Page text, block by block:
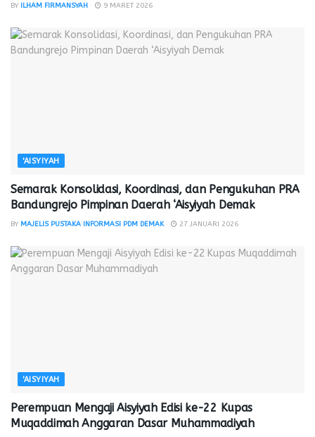
BY ILHAM FIRMANSYAH 9 MARET 2026
'AISYIYAH
Semarak Konsolidasi, Koordinasi, dan Pengukuhan PRA
Bandungrejo Pimpinan Daerah ‘Aisyiyah Demak
BY MAJELIS PUSTAKA INFORMASI PDM DEMAK 27 JANUARI 2026
'AISYIYAH
Perempuan Mengaji Aisyiyah Edisi ke-22 Kupas
Muqaddimah Anggaran Dasar Muhammadiyah